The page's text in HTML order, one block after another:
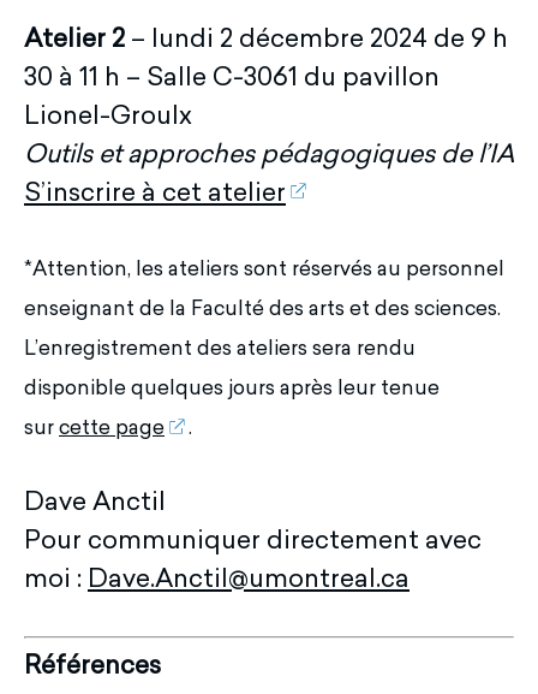
Atelier 2 – lundi 2 décembre 2024 de 9 h
30 à 11 h – Salle C-3061 du pavillon
Lionel-Groulx
Outils et approches pédagogiques de l’IA
S’inscrire à cet atelier
*Attention, les ateliers sont réservés au personnel
enseignant de la Faculté des arts et des sciences.
L’enregistrement des ateliers sera rendu
disponible quelques jours après leur tenue
sur cette page .
Dave Anctil
Pour communiquer directement avec
moi : Dave.Anctil@umontreal.ca
Références